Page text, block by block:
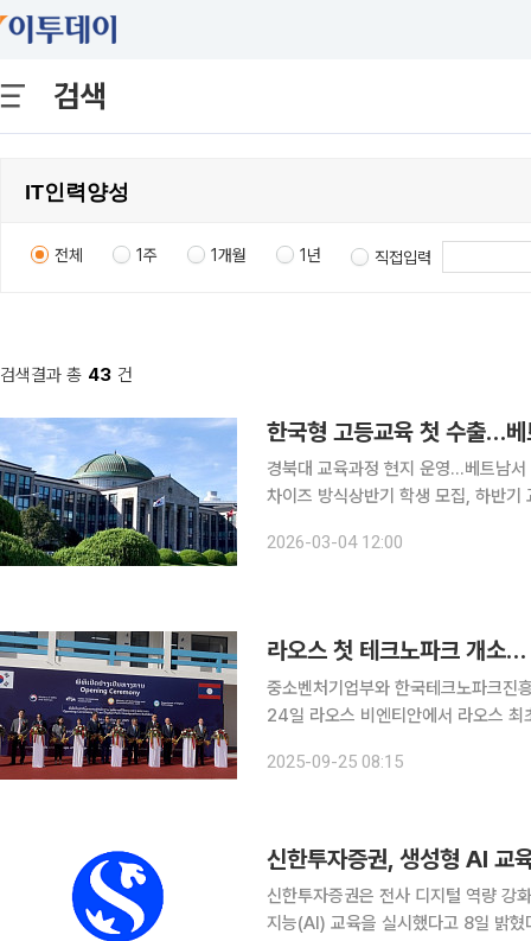
검색
전체 1주 1개월 1년 직접입력
검색결과 총 43 건
한국형 고등교육 첫 수출…
경북대 교육과정 현지 운영…베트남
차이즈 방식상반기 학생 모집, 하반기 교육과정 운영 목표 국립
는 베트남 하노이에 ‘KNU Vietnam’
2026-03-04 12:00
라오스 첫 테크노파크 개소
중소벤처기업부와 한국테크노파크진흥
24일 라오스 비엔티안에서 라오스 최
추진한 ‘LVTP 조성 및 IT 전문인력
2025-09-25 08:15
신한투자증권, 생성형 AI 교
신한투자증권은 전사 디지털 역량 강
지능(AI) 교육을 실시했다고 8일 밝혔다. 신한투자증권은 최근 빠르게 발전하는 생성형 AI